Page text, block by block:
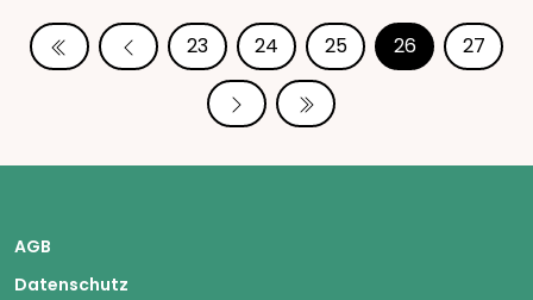
23 24 25 26 27
AGB
Datenschutz